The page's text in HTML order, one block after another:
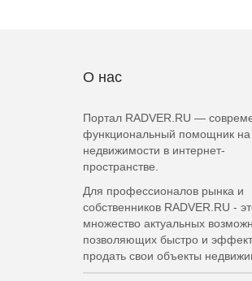
О нас
Портал RADVER.RU —
функциональный помощник на
недвижимости в интернет-
пространстве.
Для профессионалов рынка и
собственников RADVER.RU -
множество актуальных
позволяющих быстро и
продать свои объекты